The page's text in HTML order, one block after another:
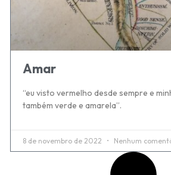
Amar
“eu visto vermelho desde sempre e
também verde e amarela”.
8 de novembro de 2022 Nenhum